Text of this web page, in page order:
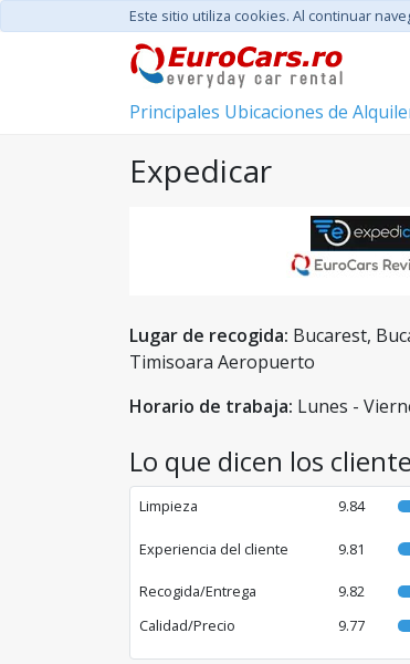
Este sitio utiliza cookies. Al continuar
Principales Ubicaciones de
Expedicar
Lugar de recogida: Bucarest,
Timisoara Aeropuerto
Horario de trabaja: Lunes -
Lo que dicen los
Limpieza 9.84
Experiencia del cliente 9.81
Recogida/Entrega
9.82
Calidad/Precio
9.77